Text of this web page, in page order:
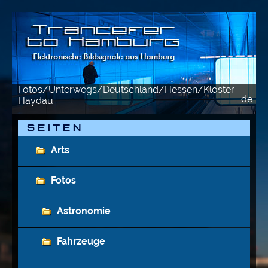
Fotos/Unterwegs/Deutschland/Hessen/Kloster
Haydau
de
S E I T E N
Arts
Fotos
Astronomie
Fahrzeuge